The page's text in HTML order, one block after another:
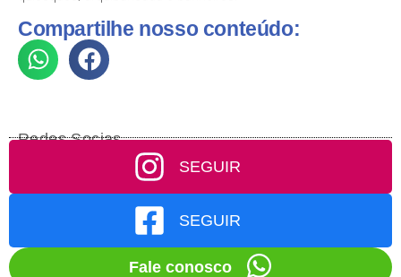
Compartilhe nosso conteúdo:
Redes Socias
SEGUIR
SEGUIR
Fale conosco